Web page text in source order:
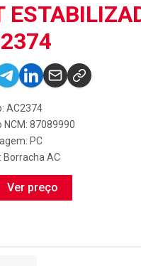
AC2374
NCM: 87089990
PC
Borracha AC
Ver preço